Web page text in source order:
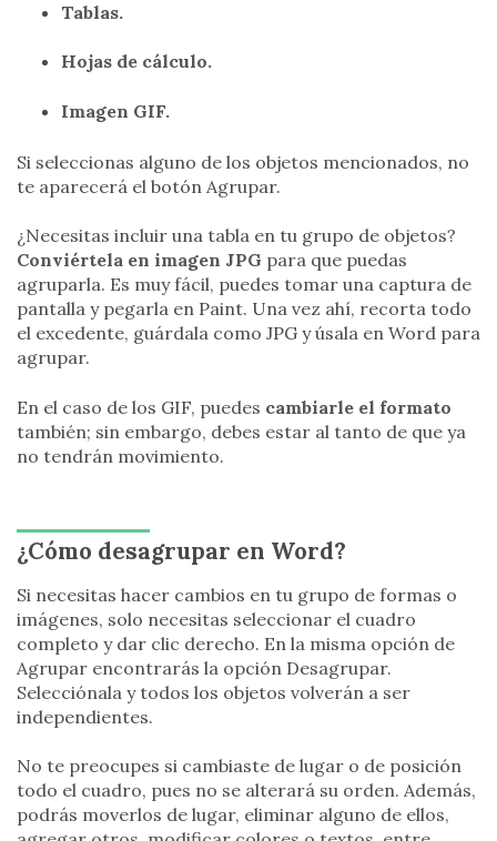
Tablas.
Hojas de cálculo.
Imagen GIF.
Si seleccionas alguno de los objetos mencionados, no
te aparecerá el botón Agrupar.
¿Necesitas incluir una tabla en tu grupo de objetos?
Conviértela en imagen JPG para que puedas
agruparla. Es muy fácil, puedes tomar una captura de
pantalla y pegarla en Paint. Una vez ahí, recorta todo
el excedente, guárdala como JPG y úsala en Word para
agrupar.
En el caso de los GIF, puedes cambiarle el formato
también; sin embargo, debes estar al tanto de que ya
no tendrán movimiento.
¿Cómo desagrupar en Word?
Si necesitas hacer cambios en tu grupo de formas o
imágenes, solo necesitas seleccionar el cuadro
completo y dar clic derecho. En la misma opción de
Agrupar encontrarás la opción Desagrupar.
Selecciónala y todos los objetos volverán a ser
independientes.
No te preocupes si cambiaste de lugar o de posición
todo el cuadro, pues no se alterará su orden. Además,
podrás moverlos de lugar, eliminar alguno de ellos,